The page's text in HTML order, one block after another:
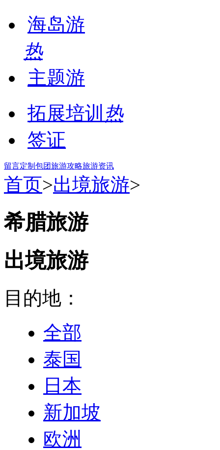
海岛游
热
主题游
拓展培训 热
签证
留言定制包团旅游攻略旅游资讯
首页>出境旅游>
希腊旅游
出境旅游
目的地：
全部
泰国
日本
新加坡
欧洲